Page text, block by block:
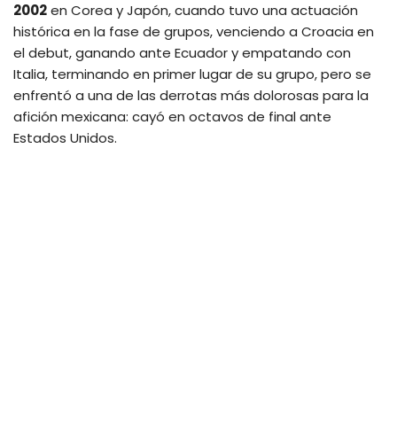
2002en Corea y Japón, cuando tuvo una actuación
histórica en la fase de grupos, venciendo a Croacia en
el debut, ganando ante Ecuador y empatando con
Italia, terminando en primer lugar de su grupo, pero se
enfrentó a una de las derrotas más dolorosas para la
afición mexicana: cayó en octavos de final ante
Estados Unidos.